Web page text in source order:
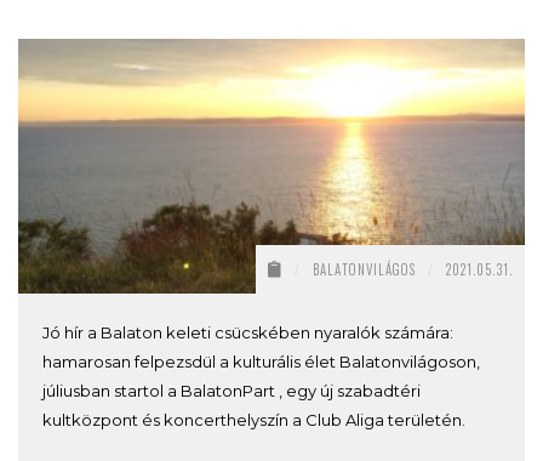
BALATONVILÁGOS 2021.05.31.
Jó hír a Balaton keleti csücskében nyaralók számára:
hamarosan felpezsdül a kulturális élet Balatonvilágoson,
júliusban startol a BalatonPart , egy új szabadtéri
kultközpont és koncerthelyszín a Club Aliga területén.